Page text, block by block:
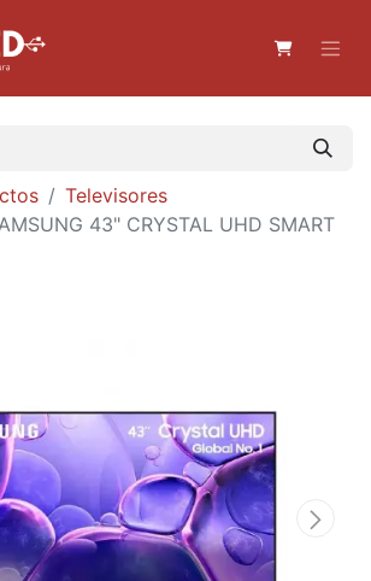
Televisores
43" CRYSTAL UHD SMART